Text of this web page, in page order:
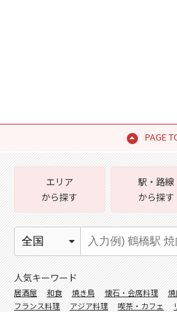
PAGE
エリア
から探す
駅・路線
から探す
人気キーワード
居酒屋 和食 焼き鳥 懐石・会席料理
フランス料理
アジア料理 喫茶・カフェ